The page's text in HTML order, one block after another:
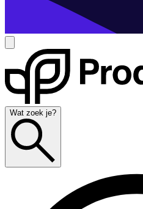
Wat zoek je?